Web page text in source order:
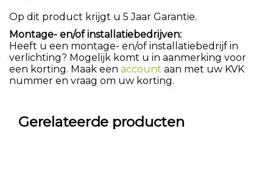
Op dit product krijgt u 5 Jaar Garantie.
Montage- en/of installatiebedrijven:
Heeft u een montage- en/of installatiebedrijf in
verlichting? Mogelijk komt u in aanmerking voor
een korting. Maak een account aan met uw KVK
nummer en vraag om uw korting.
Gerelateerde producten